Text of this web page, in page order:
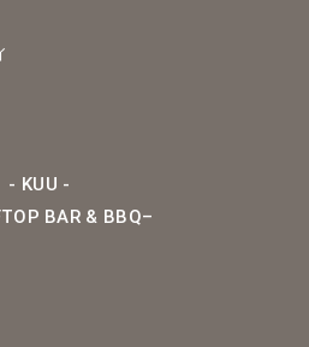
- KUU -
BAR & BBQ–